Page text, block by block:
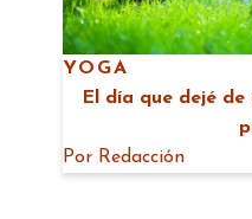
YOGA
El día que dejé
Por Redacción